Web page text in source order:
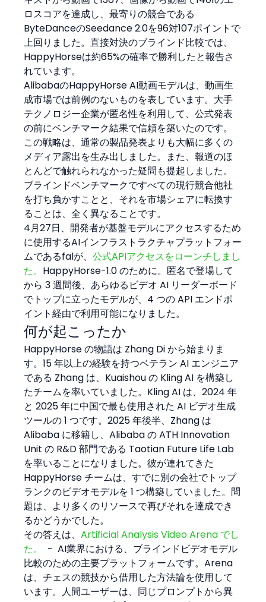
ロスコアを達成し、最寄りの競合である
ByteDanceのSeedance 2.0を96対107ポイントで
上回りました。直接対決のブラインド比較では、
HappyHorseは約65%の確率で勝利したと報告さ
れています。
AlibabaのHappyHorse AI動画モデルは、動画生
成市場では前例のないものを表しています。大手
テクノロジー企業が匿名性を利用して、公式発表
の前にベンチマーク結果で信頼を築いたのです。
この戦略は、通常の製品発表よりも大幅に多くの
メディア露出を生み出しました。また、報道のほ
とんどで触れられなかった疑問も提起しました。
ブラインドベンチマークですべての現行競合他社
を打ち負かすことと、それを市場シェアに転換す
ることは、全く異なることです。
4月27日、開発者が基盤モデルにアクセスするため
に使用するAIインフラストラクチャプラットフォー
ムであるfalが、公式APIアクセスをローンチしまし
た。 HappyHorse-1.0 のために。匿名で登場して
から 3 週間後、あらゆるビデオ AI リーダーボード
でトップに立ったモデルが、4 つの API エンドポ
イント経由で利用可能になりました。
何が起こったか
HappyHorse の物語は Zhang Di から始まりま
す。15 年以上の経験を持つベテラン AI エンジニア
である Zhang は、Kuaishou の Kling AI を構築し
たチームを率いていました。Kling AI は、2024 年
と 2025 年に中国で最も使用された AI ビデオ生成
ツールの 1 つです。2025 年後半、Zhang は
Alibaba に移籍し、Alibaba の ATH Innovation
Unit の R&D 部門である Taotian Future Life Lab
を率いることになりました。彼が連れてきた
HappyHorse チームは、すでに別の会社でトップ
ランクのビデオモデルを 1 つ構築していました。問
題は、より多くのリソースで再びそれを達成でき
るかどうかでした。
その答えは、Artificial Analysis Video Arena でし
た。
  -  AI業界における、ブラインドビデオモデル
比較のための主要プラットフォームです。Arena
は、チェスの競技から借用した方法論を使用して
います。人間ユーザーは、同じプロンプトから異